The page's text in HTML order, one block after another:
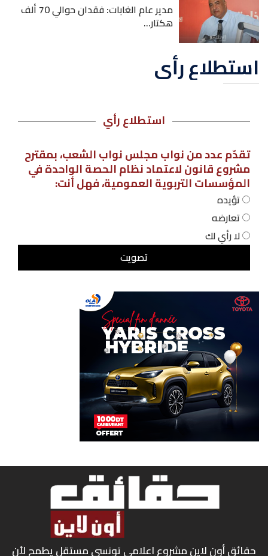
مدير عام الغابات: فقدان حوالي 70 ألف
هكتار...
استطلاع رأي
استطلاع رأي
تقدّم عدد من نواب مجلس نواب الشعب، بمقترح
مشروع قانون لاعتماد نظام الحصة الواحدة في
المؤسسات التربوية العمومية، فهل أنت:
تؤيده
تعارضه
لا رأي لك
حقائق أون لاين مشروع اعلامي تونسي مستقل يطمح لأن